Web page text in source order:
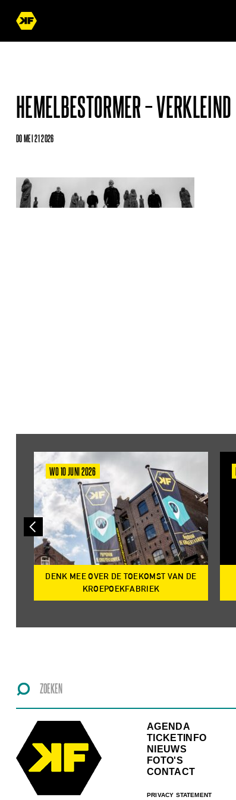
HEMELBESTORMER – VERKLEIND
DO MEI 21 2026
WO 10 JUNI 2026
DENK MEE OVER DE TOEKOMST VAN DE
KROEPOEKFABRIEK
AGENDA
TICKETINFO
NIEUWS
FOTO'S
CONTACT
PRIVACY STATEMENT